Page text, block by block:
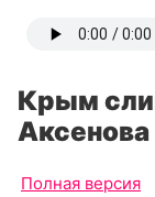
Крым
Аксенова
Полная версия